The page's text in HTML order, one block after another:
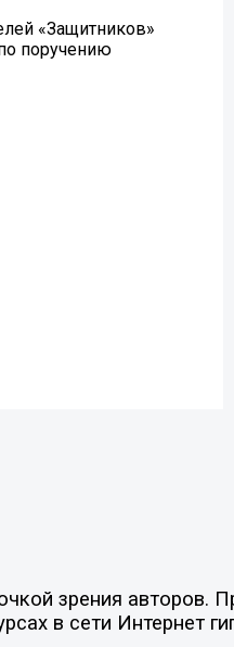
«Защитников»
поручению
зрения авторов.
в сети Интернет